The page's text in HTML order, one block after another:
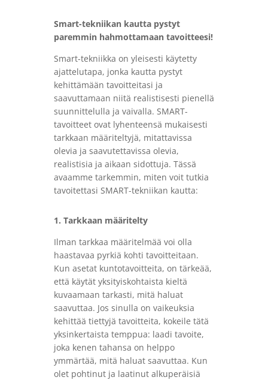
Smart-tekniikan kautta pystyt
paremmin hahmottamaan tavoitteesi!
Smart-tekniikka on yleisesti käytetty
ajattelutapa, jonka kautta pystyt
kehittämään tavoitteitasi ja
saavuttamaan niitä realistisesti pienellä
suunnittelulla ja vaivalla. SMART-
tavoitteet ovat lyhenteensä mukaisesti
tarkkaan määriteltyjä, mitattavissa
olevia ja saavutettavissa olevia,
realistisia ja aikaan sidottuja. Tässä
avaamme tarkemmin, miten voit tutkia
tavoitettasi SMART-tekniikan kautta:
1. Tarkkaan määritelty
Ilman tarkkaa määritelmää voi olla
haastavaa pyrkiä kohti tavoitteitaan.
Kun asetat kuntotavoitteita, on tärkeää,
että käytät yksityiskohtaista kieltä
kuvaamaan tarkasti, mitä haluat
saavuttaa. Jos sinulla on vaikeuksia
kehittää tiettyjä tavoitteita, kokeile tätä
yksinkertaista temppua: laadi tavoite,
joka kenen tahansa on helppo
ymmärtää, mitä haluat saavuttaa. Kun
olet pohtinut ja laatinut alkuperäisiä